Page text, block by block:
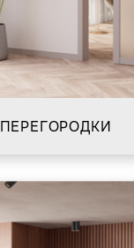
ПЕРЕГОРОДКИ